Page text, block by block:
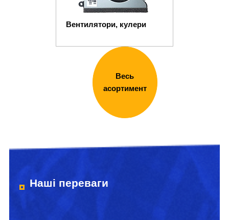
Вентилятори, кулери
Весь
асортимент
Наші переваги